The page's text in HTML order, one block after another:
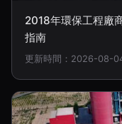
2018年環保工程廠
指南
更新時間：2026-08-